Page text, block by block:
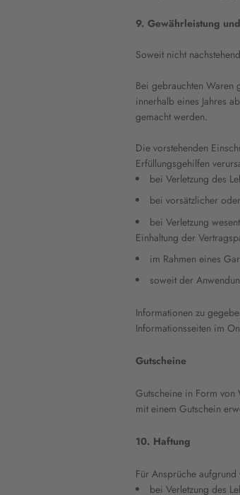
9. Gewährleistung
Soweit nicht
Bei gebrauchten Waren
innerhalb eines Jahres
gemacht werden.
Die vorstehenden
Erfüllungsgehilfen
bei Verletzung des
bei vorsätzlicher
bei Verletzung
Einhaltung der
im Rahmen eines
soweit der
Informationen zu
Informationsseiten im
Gutscheine
Gutscheine in Form von
mit einem Gutschein
10. Haftung
Für Ansprüche
bei Verletzung des